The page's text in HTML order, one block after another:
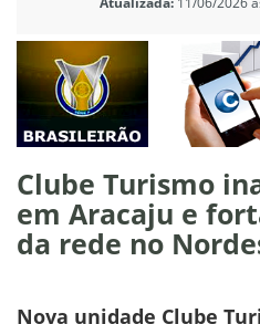
Clube Turismo
em Aracaju e
da rede no
Nova unidade Clube